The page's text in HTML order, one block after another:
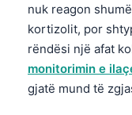
nuk reagon
kortizolit, por
rëndësi një afat
monitorimin e
gjatë mund të